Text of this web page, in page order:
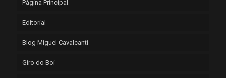
Página Principal
Editorial
Blog Miguel Cavalcanti
Giro do Boi